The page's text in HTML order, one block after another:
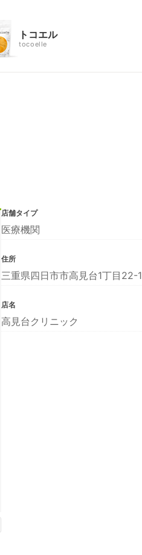
トコエル
tocoelle
店舗タイプ
医療機関
住所
三重県四日市市高見台1丁目22-1
店名
高見台クリニック